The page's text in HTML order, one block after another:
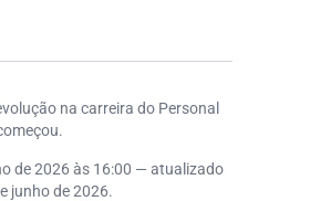
na carreira do Personal
de 2026 às 16:00 — atualizado
junho de 2026.